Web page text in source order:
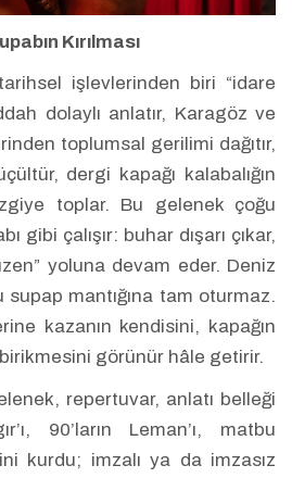
Kırılması
işlevlerinden biri “idare
dolaylı anlatır, Karagöz ve
toplumsal gerilimi dağıtır,
dergi kapağı kalabalığın
toplar. Bu gelenek çoğu
gibi çalışır: buhar dışarı çıkar,
yoluna devam eder. Deniz
supap mantığına tam oturmaz.
kazanın kendisini, kapağın
görünür hâle getirir.
repertuvar, anlatı belleği
90’ların Leman’ı, matbu
kurdu; imzalı ya da imzasız